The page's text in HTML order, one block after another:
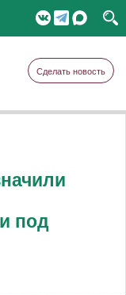
Сделать новость
под